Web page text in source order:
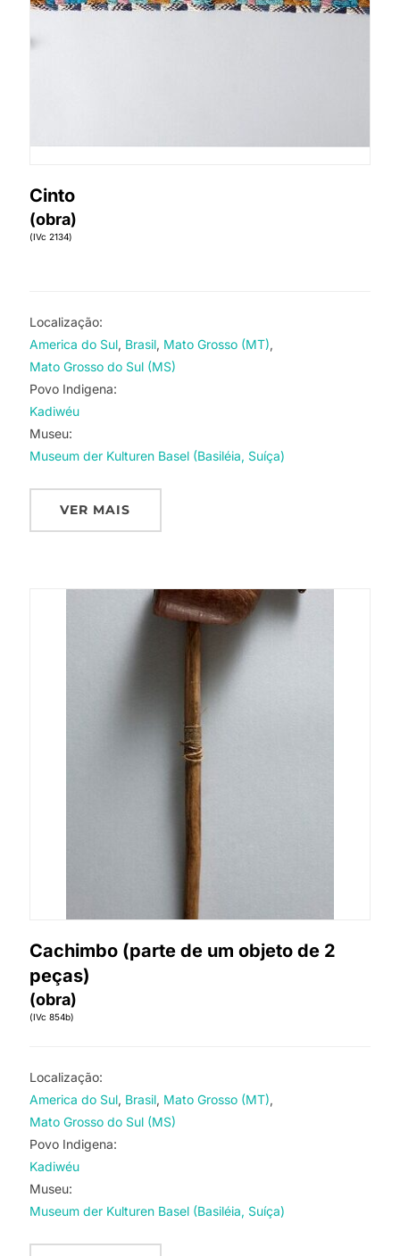
Cinto
(obra)
(IVc 2134)
Localização:
America do Sul Brasil Mato Grosso (MT)
Mato Grosso do Sul (MS)
Povo Indigena:
Kadiwéu
Museu:
Museum der Kulturen Basel (Basiléia, Suíça)
VER MAIS
Cachimbo (parte de um objeto de 2
peças)
(obra)
(IVc 854b)
Localização:
America do Sul Brasil Mato Grosso (MT)
Mato Grosso do Sul (MS)
Povo Indigena:
Kadiwéu
Museu:
Museum der Kulturen Basel (Basiléia, Suíça)